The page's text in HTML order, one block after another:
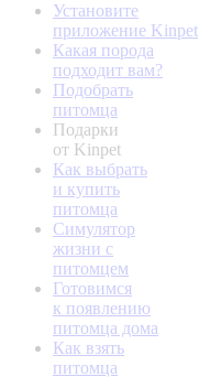
Установите
приложение Kinpet
Какая порода
подходит вам?
Подобрать
питомца
Подарки
от Kinpet
Как выбрать
и купить
питомца
Симулятор
жизни с
питомцем
Готовимся
к появлению
питомца дома
Как взять
питомца